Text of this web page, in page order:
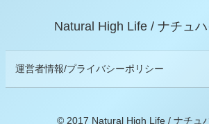
Natural High Life / ナチュ
運営者情報/プライバシーポリシー
© 2017 Natural High Life / ナチュ